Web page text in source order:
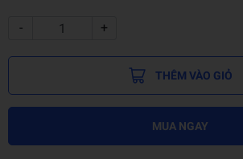
- +
THÊM VÀO GIỎ
MUA NGAY